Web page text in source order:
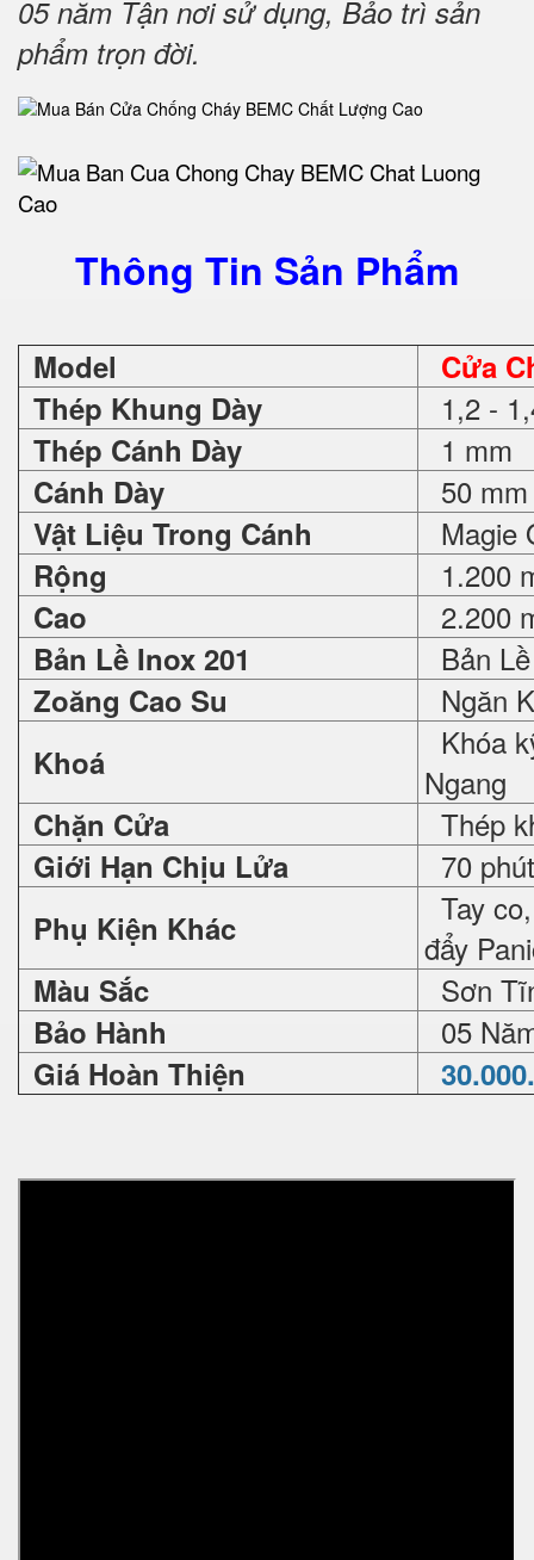
05 năm Tận nơi sử dụng, Bảo trì sản
phẩm trọn đời.
Thông Tin Sản Phẩm
Model
Cửa
Thép Khung Dày
1,2 -
Thép Cánh Dày 1 mm
Cánh Dày 50 mm
Vật Liệu Trong Cánh Magie
Rộng 1.200
Cao 2.200
Bản Lề Inox 201 Bản
Zoăng Cao Su Ngăn
Khoá
Khóa
Ngang
Chặn Cửa Thép
Giới Hạn Chịu Lửa 70
Phụ Kiện Khác
Tay
đẩy
Màu Sắc Sơn
Bảo Hành 05
Giá Hoàn Thiện